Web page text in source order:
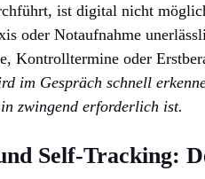
ist digital nicht
oder Notaufnahme
Kontrolltermine oder
im Gespräch schnell
zwingend erforderlich ist.
Self-Tracking: